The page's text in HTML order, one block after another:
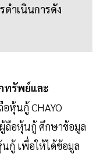
ำเนินการดัง
ทรัพย์และ
หุ้นกู้ CHAYO
ถือหุ้นกู้ ศึกษาข้อมูล
กู้ เพื่อให้ได้ข้อมูล